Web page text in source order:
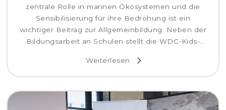
zentrale Rolle in marinen Ökosystemen und die
Sensibilisierung für ihre Bedrohung ist ein
wichtiger Beitrag zur Allgemeinbildung. Neben der
Bildungsarbeit an Schulen stellt die WDC-Kids-
Weiterlesen